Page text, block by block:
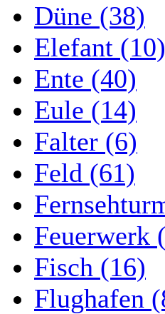
Düne (38)
Elefant (10)
Ente (40)
Eule (14)
Falter (6)
Feld (61)
Feuerwerk
Fisch (16)
Flughafen